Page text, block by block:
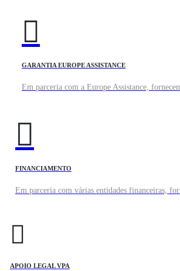
GARANTIA EUROPE ASSISTANCE
Em parceria com a Europe Assistance,
FINANCIAMENTO
Em parceria com várias entidades financeiras,
APOIO LEGAL VPA